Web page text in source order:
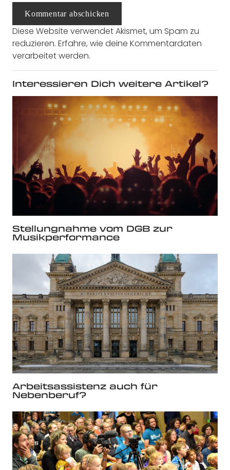
Kommentar abschicken
Diese Website verwendet Akismet, um Spam zu
reduzieren. Erfahre, wie deine Kommentardaten
verarbeitet werden.
Interessieren Dich weitere Artikel?
Stellungnahme vom DGB zur
Musikperformance
Arbeitsassistenz auch für
Nebenberuf?